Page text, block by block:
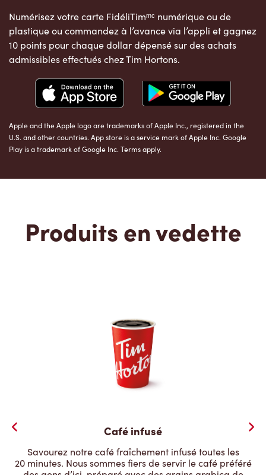
Numérisez votre carte FidéliTimᵐᶜ numérique ou de
plastique ou commandez à l’avance via l’appli et gagnez
10 points pour chaque dollar dépensé sur des achats
admissibles effectués chez Tim Hortons.
Apple and the Apple logo are trademarks of Apple Inc., registered in the
U.S. and other countries. App store is a service mark of Apple Inc. Google
Play is a trademark of Google Inc. Terms apply.
Produits en vedette
Café infusé
Savourez notre café fraîchement infusé toutes les
20 minutes. Nous sommes fiers de servir le café préféré